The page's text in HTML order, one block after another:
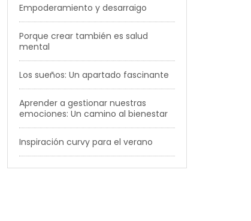
Empoderamiento y desarraigo
Porque crear también es salud
mental
Los sueños: Un apartado fascinante
Aprender a gestionar nuestras
emociones: Un camino al bienestar
Inspiración curvy para el verano